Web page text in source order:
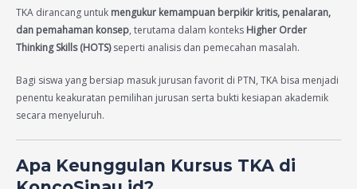
TKA dirancang untuk mengukur kemampuan berpikir kritis, penalaran,
dan pemahaman konsep, terutama dalam konteks Higher Order
Thinking Skills (HOTS)seperti analisis dan pemecahan masalah.
Bagi siswa yang bersiap masuk jurusan favorit di PTN, TKA bisa menjadi
penentu keakuratan pemilihan jurusan serta bukti kesiapan akademik
secara menyeluruh.
Apa Keunggulan Kursus TKA di